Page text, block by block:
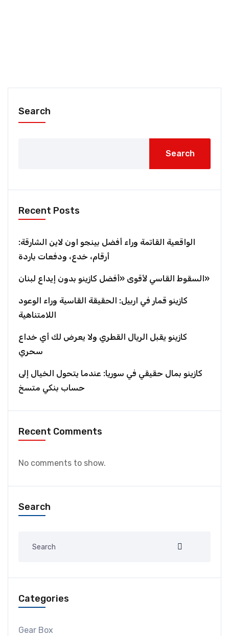
Search
Search
Recent Posts
الواقعية القاتمة وراء أفضل بينجو اون لاين الشارقة:
أرقام، خدع، ودفعات باردة
السقوط القاسي لأقوى «أفضل كازينو بدون إيداع لبنان»
كازينو قمار في اربيل: الحقيقة القاسية وراء الوعود
اللامتناهية
كازينو يقبل الريال القطري ولا يعرض لك أي خداع
سحري
كازينو بمال حقيقي في سوريا: عندما يتحول الخيال إلى
حساب بنكي متسخ
Recent Comments
No comments to show.
Search
Categories
Gear Box